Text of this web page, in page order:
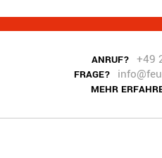
ANRUF? +49
FRAGE?
MEHR